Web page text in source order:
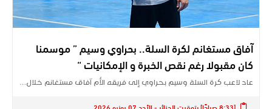
آفاق مستغانم لكرة السلة.. بحراوي وسيم ” موسمنا
كان مقبولا رغم نقص الخبرة و الإمكانيات “
عاد لاعب كرة السلة وسيم بحراوي إلى فريقه الأم آفاق مستغانم خلال…